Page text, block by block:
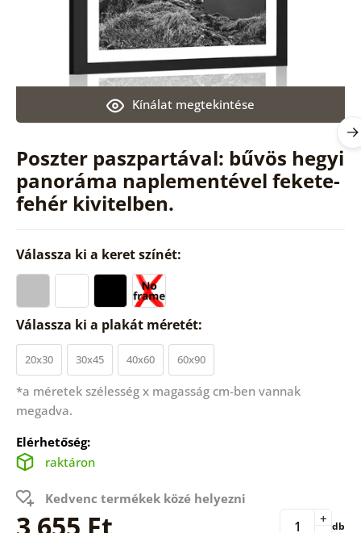
Poszter paszpartával: bűvös hegyi
panoráma naplementével fekete-
fehér kivitelben.
Kínálat megtekintése
Válassza ki a keret színét:
Válassza ki a plakát méretét:
20x30 30x45 40x60 60x90
*a méretek szélesség x magasság cm-ben vannak
megadva.
Elérhetőség:
raktáron
Kedvenc termékek közé helyezni
3 655 Ft + db